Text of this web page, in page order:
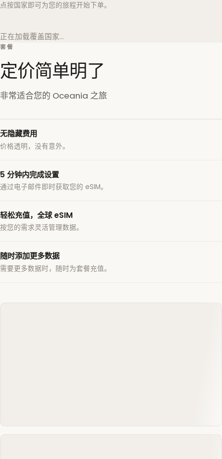
点按国家即可为您的旅程开始下单。
正在加载覆盖国家…
套餐
定价简单明了
非常适合您的 Oceania 之旅
无隐藏费用
价格透明，没有意外。
5 分钟内完成设置
通过电子邮件即时获取您的 eSIM。
轻松充值，全球 eSIM
按您的需求灵活管理数据。
随时添加更多数据
需要更多数据时，随时为套餐充值。